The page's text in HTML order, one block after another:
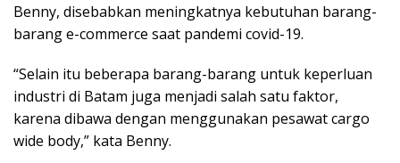
Benny, disebabkan meningkatnya kebutuhan barang-
barang e-commerce saat pandemi covid-19.
“Selain itu beberapa barang-barang untuk keperluan
industri di Batam juga menjadi salah satu faktor,
karena dibawa dengan menggunakan pesawat cargo
wide body,” kata Benny.